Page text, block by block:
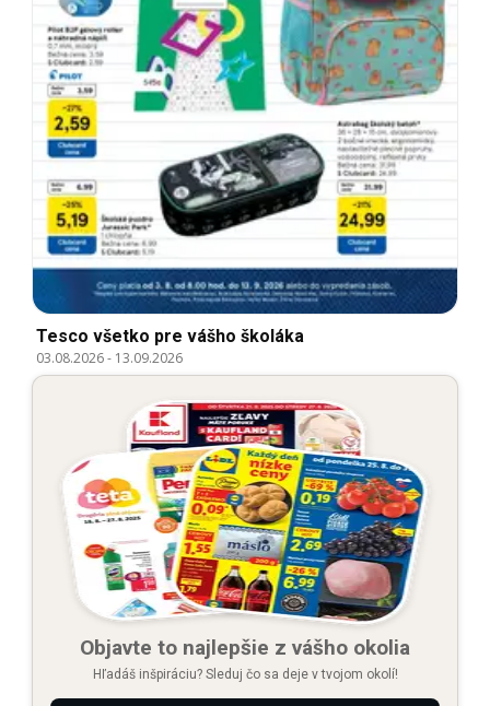
Tesco všetko pre vášho školáka
03.08.2026- 13.09.2026
Objavte to najlepšie z vášho okolia
Hľadáš inšpiráciu? Sleduj čo sa deje v tvojom okolí!